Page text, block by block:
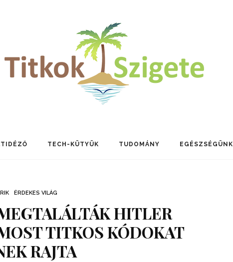
TECH-KÜTYÜK TUDOMÁNY EGÉSZSÉGÜNK
ÉRDEKES VILÁG
HITLER
TITKOS KÓDOKAT
RAJTA